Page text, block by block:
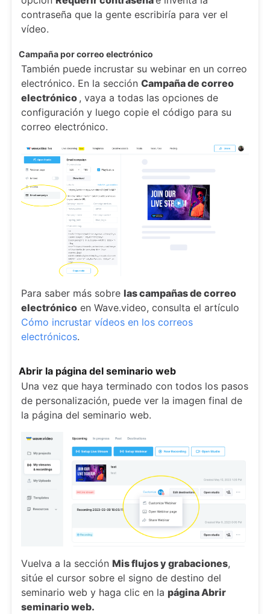
contraseña que la gente escribiría para ver el
vídeo.
Campaña por correo electrónico
También puede incrustar su webinar en un correo
electrónico. En la sección Campaña de correo
electrónico , vaya a todas las opciones de
configuración y luego copie el código para su
correo electrónico.
Para saber más sobre las campañas de correo
electrónico en Wave.video, consulta el artículo
Cómo incrustar vídeos en los correos
electrónicos.
Abrir la página del seminario web
Una vez que haya terminado con todos los pasos
de personalización, puede ver la imagen final de
la página del seminario web.
Vuelva a la sección Mis flujos y grabaciones,
sitúe el cursor sobre el signo de destino del
seminario web y haga clic en la página Abrir
seminario web.